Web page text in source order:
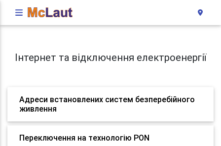
Інтернет та відключення електроенергії
Адреси встановлених систем безперебійного
живлення
Переключення на технологію PON